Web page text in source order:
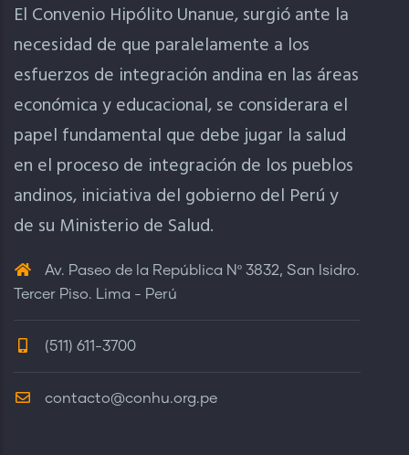
El Convenio Hipólito Unanue, surgió ante la
necesidad de que paralelamente a los
esfuerzos de integración andina en las áreas
económica y educacional, se considerara el
papel fundamental que debe jugar la salud
en el proceso de integración de los pueblos
andinos, iniciativa del gobierno del Perú y
de su Ministerio de Salud.
Av. Paseo de la República Nº 3832, San Isidro.
Tercer Piso. Lima - Perú
(511) 611-3700
contacto@conhu.org.pe